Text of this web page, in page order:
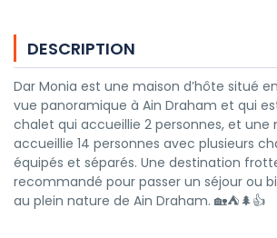
DESCRIPTION
Dar Monia est une maison d’hôte situé
vue panoramique à Ain Draham et qui
chalet qui accueillie 2 personnes, et une
accueillie 14 personnes avec plusieurs
équipés et séparés. Une destination
recommandé pour passer un séjour ou
au plein nature de Ain Draham. 🏡⛺🌲👍